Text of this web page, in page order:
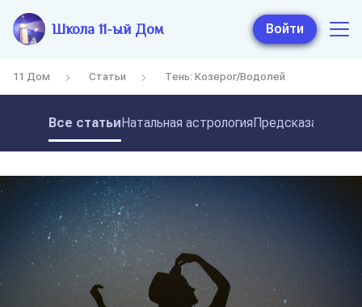
Школа 11-ый Дом Войти
11 Дом Статьи Тень: Козерог/Водолей
Все статьиНатальная астрология